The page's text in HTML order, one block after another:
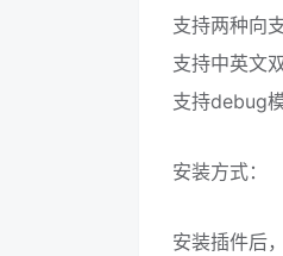
支持两种向
支持中英文
支持debug
安装方式：
安装插件后